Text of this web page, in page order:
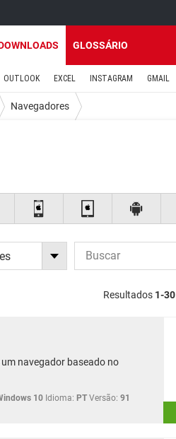
GLOSSÁRIO
OUTLOOK EXCEL INSTAGRAM GMAIL
Navegadores
Resultados 1-30
navegador baseado no
10 Idioma: PT Versão: 91